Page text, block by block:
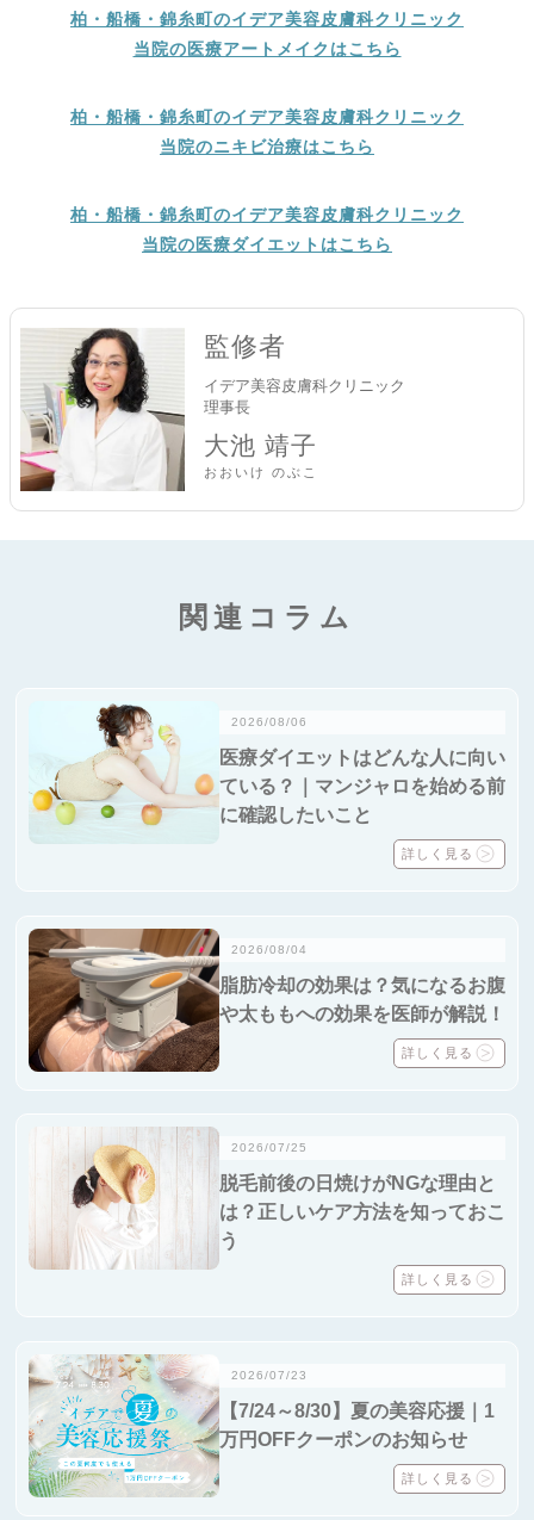
柏・船橋・錦糸町のイデア美容皮膚科クリニック
当院の医療アートメイクはこちら
柏・船橋・錦糸町のイデア美容皮膚科クリニック
当院のニキビ治療はこちら
柏・船橋・錦糸町のイデア美容皮膚科クリニック
当院の医療ダイエットはこちら
監修者
イデア美容皮膚科クリニック
理事長
大池 靖子
おおいけ のぶこ
関連コラム
2026/08/06
医療ダイエットはどんな人に向い
ている？｜マンジャロを始める前
に確認したいこと
詳しく見る
2026/08/04
脂肪冷却の効果は？気になるお腹
や太ももへの効果を医師が解説！
詳しく見る
2026/07/25
脱毛前後の日焼けがNGな理由と
は？正しいケア方法を知っておこ
う
詳しく見る
2026/07/23
【7/24～8/30】夏の美容応援｜1
万円OFFクーポンのお知らせ
詳しく見る